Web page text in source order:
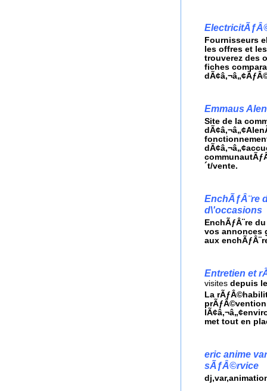
Fournisseurs
les offres et
trouverez des
fiches
Emmaus
Site de la
´t/vente.
EnchÃƒÂ¨re
d\'occasions
EnchÃƒÂ¨re
vos annonces
aux
Entretien et
visites depuis
La
met tout en
eric anime
sÃƒÂ©rvice